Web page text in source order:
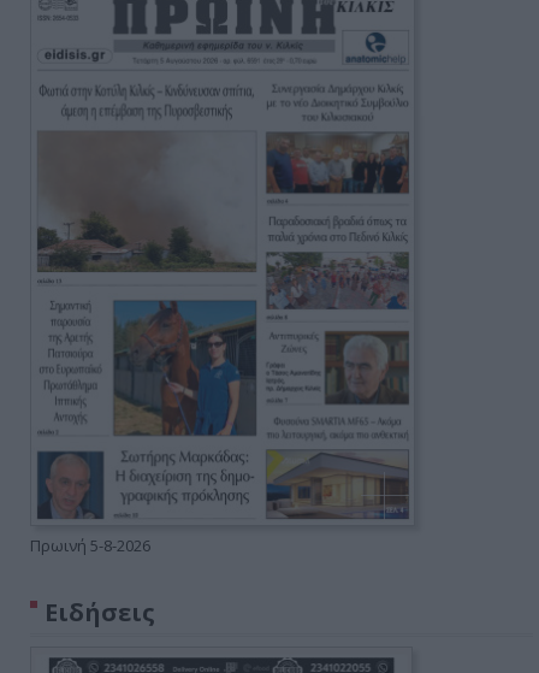
Πρωινή 5-8-2026
Ειδήσεις